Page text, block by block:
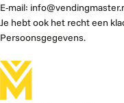
E-mail:
Je hebt ook het recht een
Persoonsgegevens.